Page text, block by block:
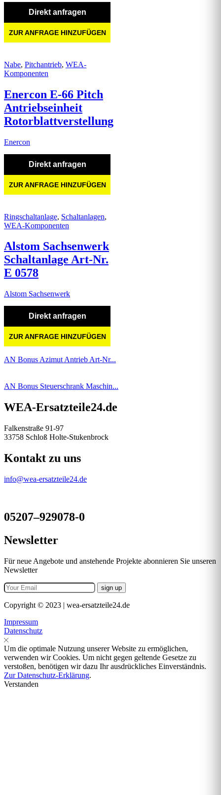
Direkt anfragen
ZUR ANFRAGE HINZUFÜGEN
Nabe, Pitchantrieb, WEA-
Komponenten
Enercon E-66 Pitch
Antriebseinheit
Rotorblattverstellung
Enercon
Direkt anfragen
ZUR ANFRAGE HINZUFÜGEN
Ringschaltanlage, Schaltanlagen,
WEA-Komponenten
Alstom Sachsenwerk
Schaltanlage Art-Nr.
E 0578
Alstom Sachsenwerk
Direkt anfragen
ZUR ANFRAGE HINZUFÜGEN
AN Bonus Azimut Antrieb Art-Nr...
AN Bonus Steuerschrank Maschin...
WEA-Ersatzteile24.de
Falkenstraße 91-97
33758 Schloß Holte-Stukenbrock
Kontakt zu uns
info@wea-ersatzteile24.de
05207–929078-0
Newsletter
Für neue Angebote und anstehende Projekte abonnieren Sie unseren
Newsletter
Copyright © 2023 | wea-ersatzteile24.de
Impressum
Datenschutz
Um die optimale Nutzung unserer Website zu ermöglichen,
verwenden wir Cookies. Um nicht gegen geltende Gesetze zu
verstoßen, benötigen wir dazu Ihr ausdrückliches Einverständnis.
Zur Datenschutz-Erklärung.
Verstanden